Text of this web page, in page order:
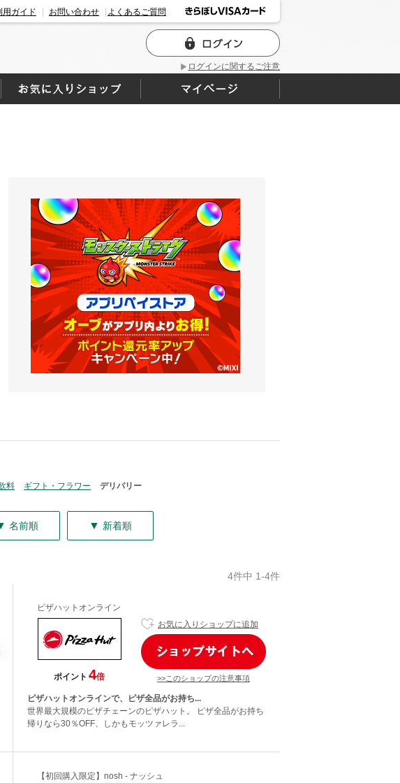
ログインに関するご注意
用ガイド お問い合わせ よくあるご質問
料 ギフト・フラワー デリバリー
名前順 ▼ 新着順
4件中 1-4件
ピザハットオンライン
ポイント 4倍
お気に入りショップに追加
>>このショップの注意事項
ピザハットオンラインで、ピザ全品がお持ち...
世界最大規模のピザチェーンのピザハット。 ピザ全品がお持ち
帰りなら30％OFF、しかもモッツァレラ...
【初回購入限定】nosh - ナッシュ